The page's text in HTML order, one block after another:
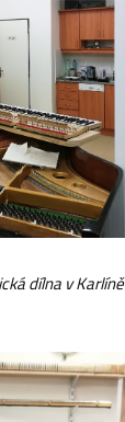
dílna v Karlíně